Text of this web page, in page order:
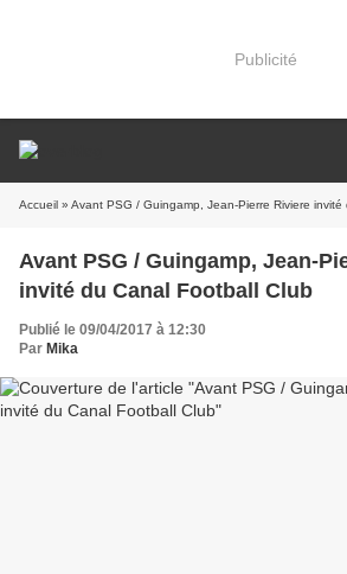
Publicité
Accueil » Avant PSG / Guingamp, Jean-Pierre Riviere invité
Avant PSG / Guingamp, Jean-
invité du Canal Football Club
Publié le 09/04/2017 à 12:30
Par Mika